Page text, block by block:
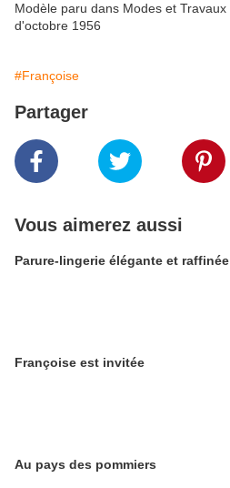
Modèle paru dans Modes et Travaux
d'octobre 1956
#Françoise
Partager
Vous aimerez aussi
Parure-lingerie élégante et raffinée
Françoise est invitée
Au pays des pommiers